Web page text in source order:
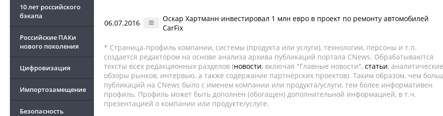
10 лет российского
бэкапа
Российские ПАКи
нового поколения
Цифровизация
Импортозамещение
Безопасность
06.07.2016
Оскар Хартманн инвестировал 1 млн евро в проект по ремонту автомобилей
CarFix
* Страница-профиль компании, системы (продукта или услуги), технологии, персоны и т.п.
создается редактором на основе анализа архива публикаций портала CNews. Обрабатываются
тексты всех редакционных разделов (новости, включая "Главные новости", статьи, аналитические
обзоры рынков, интервью, а также содержание партнёрских проектов). Таким образом, чем
публикаций на CNews было с именем компании или продукта/услуги, тем более информативен
профиль. Профиль может быть дополнен (обогащен) дополнительной информацией, в т.ч.
презентацией о компании или продукте/услуге.